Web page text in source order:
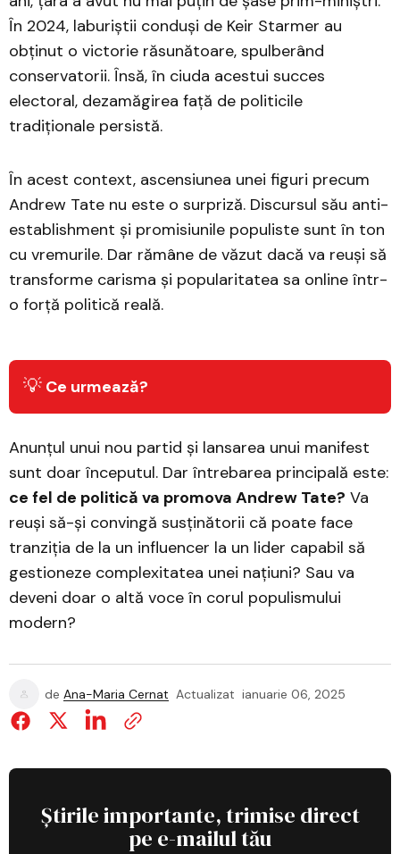
În 2024, laburiștii conduși de Keir Starmer au
obținut o victorie răsunătoare, spulberând
conservatorii. Însă, în ciuda acestui succes
electoral, dezamăgirea față de politicile
tradiționale persistă.
În acest context, ascensiunea unei figuri precum
Andrew Tate nu este o surpriză. Discursul său anti-
establishment și promisiunile populiste sunt în ton
cu vremurile. Dar rămâne de văzut dacă va reuși să
transforme carisma și popularitatea sa online într-
o forță politică reală.
💡 Ce urmează?
Anunțul unui nou partid și lansarea unui manifest
sunt doar începutul. Dar întrebarea principală este:
ce fel de politică va promova Andrew Tate? Va
reuși să-și convingă susținătorii că poate face
tranziția de la un influencer la un lider capabil să
gestioneze complexitatea unei națiuni? Sau va
deveni doar o altă voce în corul populismului
modern?
de Ana-Maria Cernat Actualizat ianuarie 06, 2025
Știrile importante, trimise direct
pe e-mailul tău